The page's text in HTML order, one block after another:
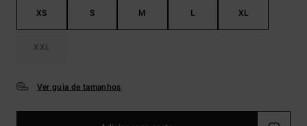
XS S M L XL
XXL
Ver guia de tamanhos